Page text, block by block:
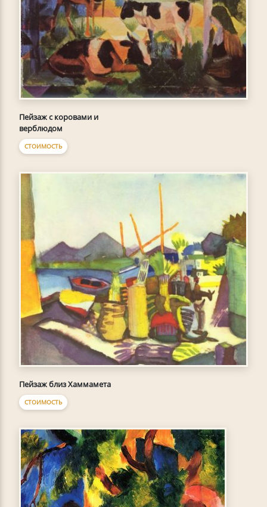
Пейзаж с коровами и
верблюдом
СТОИМОСТЬ
Пейзаж близ Хаммамета
СТОИМОСТЬ